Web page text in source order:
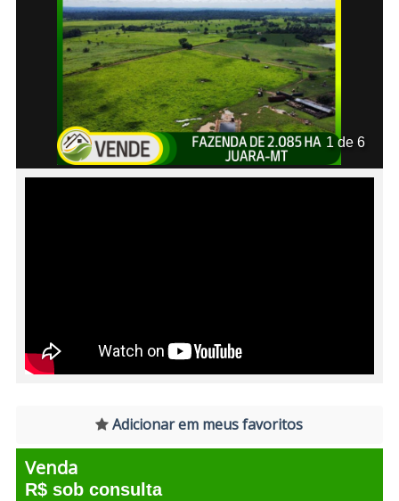
1 de 6
Adicionar em meus favoritos
Venda
R$ sob consulta